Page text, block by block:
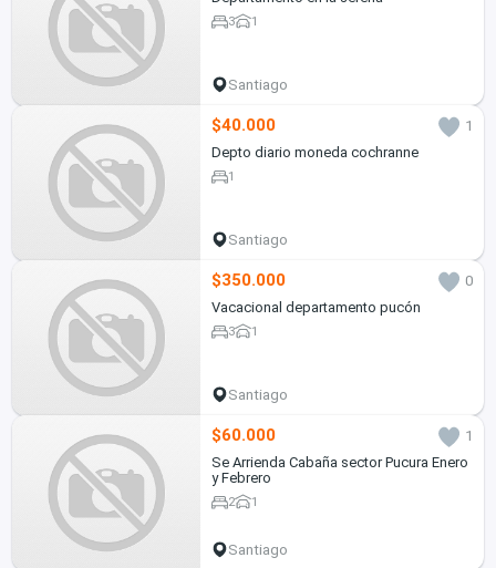
3 1
Santiago
$40.000
1
Depto diario moneda cochranne
1
Santiago
$350.000
0
Vacacional departamento pucón
3 1
Santiago
$60.000
1
Se Arrienda Cabaña sector Pucura Enero
y Febrero
2 1
Santiago